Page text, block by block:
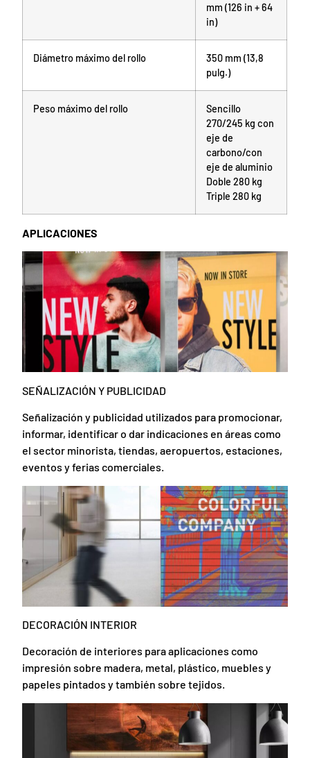
mm (126 in + 64
in)
Diámetro máximo del rollo
350 mm (13,8
pulg.)
Peso máximo del rollo
Sencillo
270/245 kg con
eje de
carbono/con
eje de aluminio
Doble 280 kg
Triple 280 kg
APLICACIONES
SEÑALIZACIÓN Y PUBLICIDAD
Señalización y publicidad utilizados para promocionar,
informar, identificar o dar indicaciones en áreas como
el sector minorista, tiendas, aeropuertos, estaciones,
eventos y ferias comerciales.
DECORACIÓN INTERIOR
Decoración de interiores para aplicaciones como
impresión sobre madera, metal, plástico, muebles y
papeles pintados y también sobre tejidos.